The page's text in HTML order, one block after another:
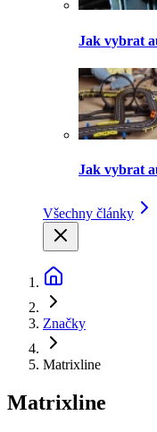
Jak vybrat
Jak vybrat
Všechny články
Značky
Matrixline
Matrixline